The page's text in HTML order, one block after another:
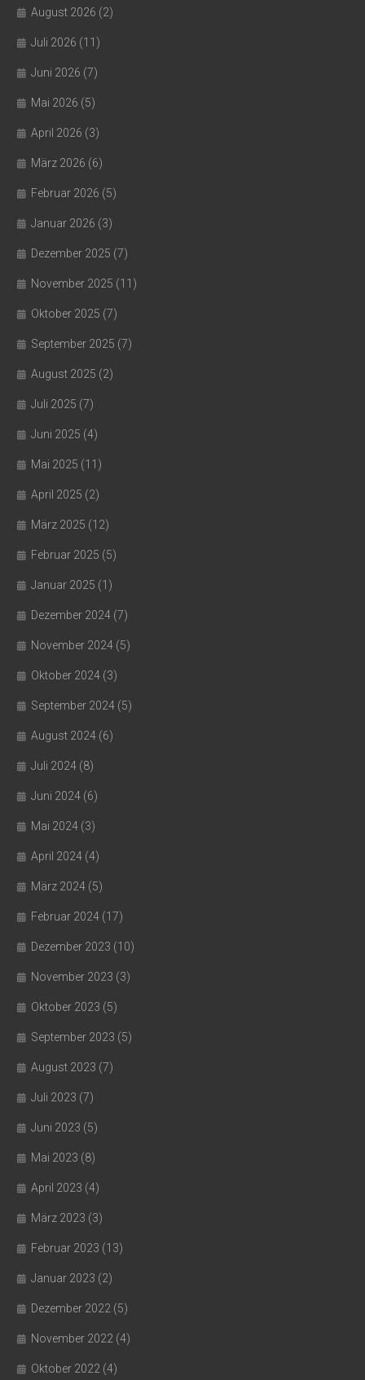
August 2026 (2)
Juli 2026 (11)
Juni 2026 (7)
Mai 2026 (5)
April 2026 (3)
März 2026 (6)
Februar 2026 (5)
Januar 2026 (3)
Dezember 2025 (7)
November 2025 (11)
Oktober 2025 (7)
September 2025 (7)
August 2025 (2)
Juli 2025 (7)
Juni 2025 (4)
Mai 2025 (11)
April 2025 (2)
März 2025 (12)
Februar 2025 (5)
Januar 2025 (1)
Dezember 2024 (7)
November 2024 (5)
Oktober 2024 (3)
September 2024 (5)
August 2024 (6)
Juli 2024 (8)
Juni 2024 (6)
Mai 2024 (3)
April 2024 (4)
März 2024 (5)
Februar 2024 (17)
Dezember 2023 (10)
November 2023 (3)
Oktober 2023 (5)
September 2023 (5)
August 2023 (7)
Juli 2023 (7)
Juni 2023 (5)
Mai 2023 (8)
April 2023 (4)
März 2023 (3)
Februar 2023 (13)
Januar 2023 (2)
Dezember 2022 (5)
November 2022 (4)
Oktober 2022 (4)